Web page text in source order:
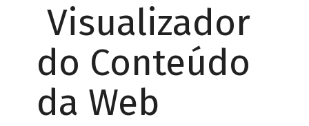
Visualizador
do Conteúdo
da Web